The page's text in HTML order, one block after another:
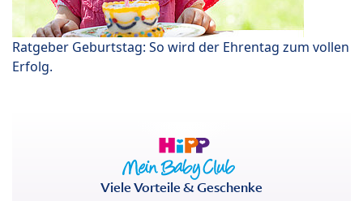
Ratgeber Geburtstag: So wird der Ehrentag zum vollen
Erfolg.
Viele Vorteile & Geschenke